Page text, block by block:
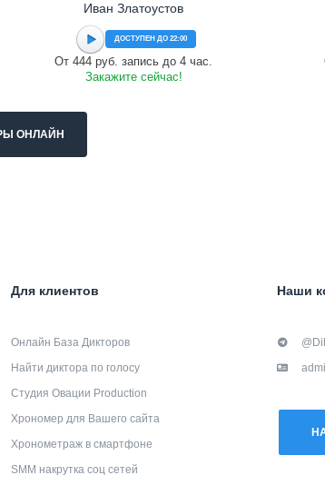
Иван Златоустов
ДОСТУПЕН ДО 22:00
От 444 руб. запись до 4 час.
Закажите сейчас!
ОНЛАЙН
Для клиентов
Онлайн База Дикторов
Найти диктора по голосу
Студия Овации Production
Хрономер для Вашего сайта
Хронометраж в смартфоне
SMM накрутка соц сетей
Наши